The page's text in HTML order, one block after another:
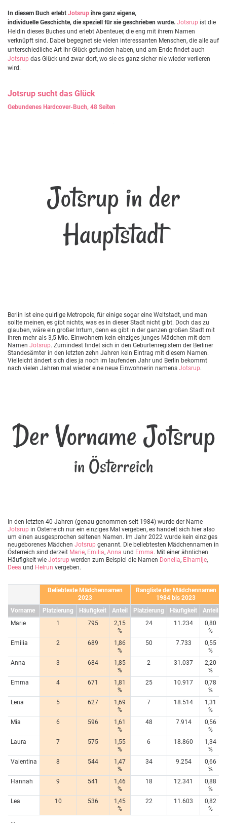
In diesem Buch erlebt Jotsrup ihre ganz eigene,
individuelle Geschichte, die speziell für sie geschrieben wurde. Jotsrup ist die
Heldin dieses Buches und erlebt Abenteuer, die eng mit ihrem Namen
verknüpft sind. Dabei begegnet sie vielen interessanten Menschen, die alle auf
unterschiedliche Art ihr Glück gefunden haben, und am Ende findet auch
Jotsrup das Glück und zwar dort, wo sie es ganz sicher nie wieder verlieren
wird.
Jotsrup sucht das Glück
Gebundenes Hardcover-Buch, 48 Seiten
Jotsrup in der
Hauptstadt
Berlin ist eine quirlige Metropole, für einige sogar eine Weltstadt, und man
sollte meinen, es gibt nichts, was es in dieser Stadt nicht gibt. Doch das zu
glauben, wäre ein großer Irrtum, denn es gibt in der ganzen großen Stadt mit
ihren mehr als 3,5 Mio. Einwohnern kein einziges junges Mädchen mit dem
Namen Jotsrup. Zumindest findet sich in den Geburtenregistern der Berliner
Standesämter in den letzten zehn Jahren kein Eintrag mit diesem Namen.
Vielleicht ändert sich dies ja noch im laufenden Jahr und Berlin bekommt
nach vielen Jahren mal wieder eine neue Einwohnerin namens Jotsrup.
Der Vorname Jotsrup
in Österreich
In den letzten 40 Jahren (genau genommen seit 1984) wurde der Name
Jotsrup in Österreich nur ein einziges Mal vergeben, es handelt sich hier also
um einen ausgesprochen seltenen Namen. Im Jahr 2022 wurde kein einziges
neugeborenes Mädchen Jotsrup genannt. Die beliebtesten Mädchennamen in
Österreich sind derzeit Marie, Emilia, Anna und Emma. Mit einer ähnlichen
Häufigkeit wie Jotsrup werden zum Beispiel die Namen Donella, Elhamije,
Deea und Helrun vergeben.
Beliebteste Mädchennamen
2023
Rangliste der Mädchennamen
1984 bis 2023
Vorname
Platzierung Häufigkeit Anteil Platzierung Häufigkeit
Anteil
Marie
1 795
2,15
%
24 11.234
0,80
%
Emilia
2 689
1,86
%
50 7.733
0,55
%
Anna
3 684
1,85
%
2 31.037
2,20
%
Emma
4 671
1,81
%
25 10.917
0,78
%
Lena
5 627
1,69
%
7 18.514
1,31
%
Mia
6 596
1,61
%
48 7.914
0,56
%
Laura
7 575
1,55
%
6 18.860
1,34
%
Valentina
8 544
1,47
%
34 9.254
0,66
%
Hannah
9 541
1,46
%
18 12.341
0,88
%
Lea
10 536
1,45
%
22 11.603
0,82
%
...